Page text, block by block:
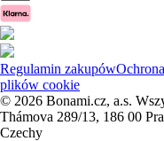
Regulamin zakupów
plików cookie
© 2026 Bonami.cz, a.s.
Thámova 289/13, 186 00
Czechy